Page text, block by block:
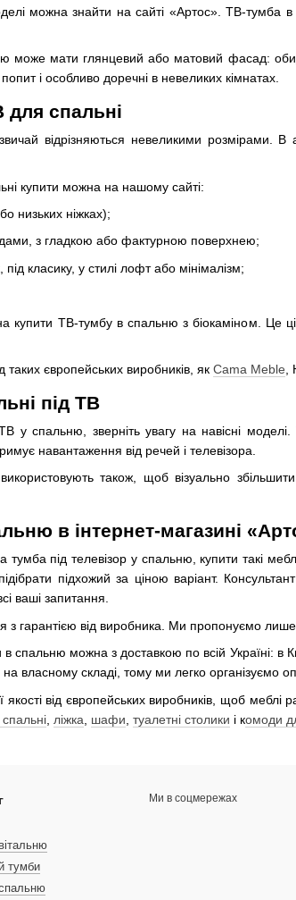
можна знайти на сайті «Артос». ТВ-тумба в
може мати глянцевий або матовий фасад:
і особливо доречні в невеликих кімнатах.
для спальні
відрізняються невеликими розмірами. В
купити можна на нашому сайті:
низьких ніжках);
з гладкою або фактурною поверхнею;
класику, у стилі лофт або мінімалізм;
купити ТВ-тумбу в спальню з біокаміном. Це
таких європейських виробників, як Cama Meble
під ТВ
спальню, зверніть увагу на навісні моделі.
навантаження від речей і телевізора.
також, щоб візуально
в інтернет-магазині
тумба під телевізор у спальню, купити такі
підхожий за ціною варіант.
ваші запитання.
гарантією від виробника. Ми пропонуємо лише
можна з доставкою по всій Україні: в
на власному складі, тому ми легко організуємо
від європейських виробників, щоб меблі
ліжка шафи туалетні столики і комоди
тумби
Ми в соцмережах